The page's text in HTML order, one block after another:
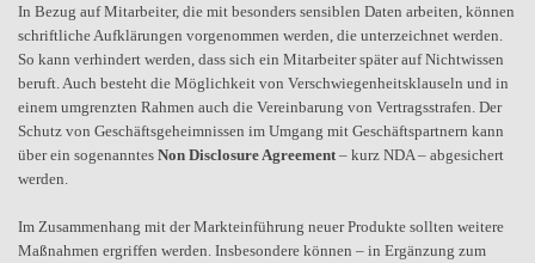
In Bezug auf Mitarbeiter, die mit besonders sensiblen Daten arbeiten, können
schriftliche Aufklärungen vorgenommen werden, die unterzeichnet werden.
So kann verhindert werden, dass sich ein Mitarbeiter später auf Nichtwissen
beruft. Auch besteht die Möglichkeit von Verschwiegenheitsklauseln und in
einem umgrenzten Rahmen auch die Vereinbarung von Vertragsstrafen. Der
Schutz von Geschäftsgeheimnissen im Umgang mit Geschäftspartnern kann
über ein sogenanntes Non Disclosure Agreement – kurz NDA – abgesichert
werden.
Im Zusammenhang mit der Markteinführung neuer Produkte sollten weitere
Maßnahmen ergriffen werden. Insbesondere können – in Ergänzung zum